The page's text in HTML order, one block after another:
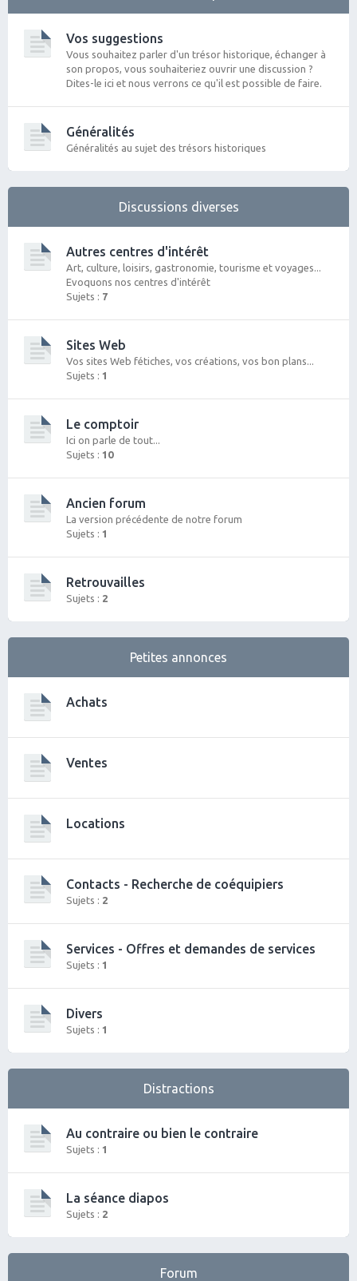
Vos suggestions
Vous souhaitez parler d'un trésor historique, échanger à
son propos, vous souhaiteriez ouvrir une discussion ?
Dites-le ici et nous verrons ce qu'il est possible de faire.
Généralités
Généralités au sujet des trésors historiques
Discussions diverses
Autres centres d'intérêt
Art, culture, loisirs, gastronomie, tourisme et voyages...
Evoquons nos centres d'intérêt
Sujets : 7
Sites Web
Vos sites Web fétiches, vos créations, vos bon plans...
Sujets : 1
Le comptoir
Ici on parle de tout...
Sujets : 10
Ancien forum
La version précédente de notre forum
Sujets : 1
Retrouvailles
Sujets : 2
Petites annonces
Achats
Ventes
Locations
Contacts - Recherche de coéquipiers
Sujets : 2
Services - Offres et demandes de services
Sujets : 1
Divers
Sujets : 1
Distractions
Au contraire ou bien le contraire
Sujets : 1
La séance diapos
Sujets : 2
Forum